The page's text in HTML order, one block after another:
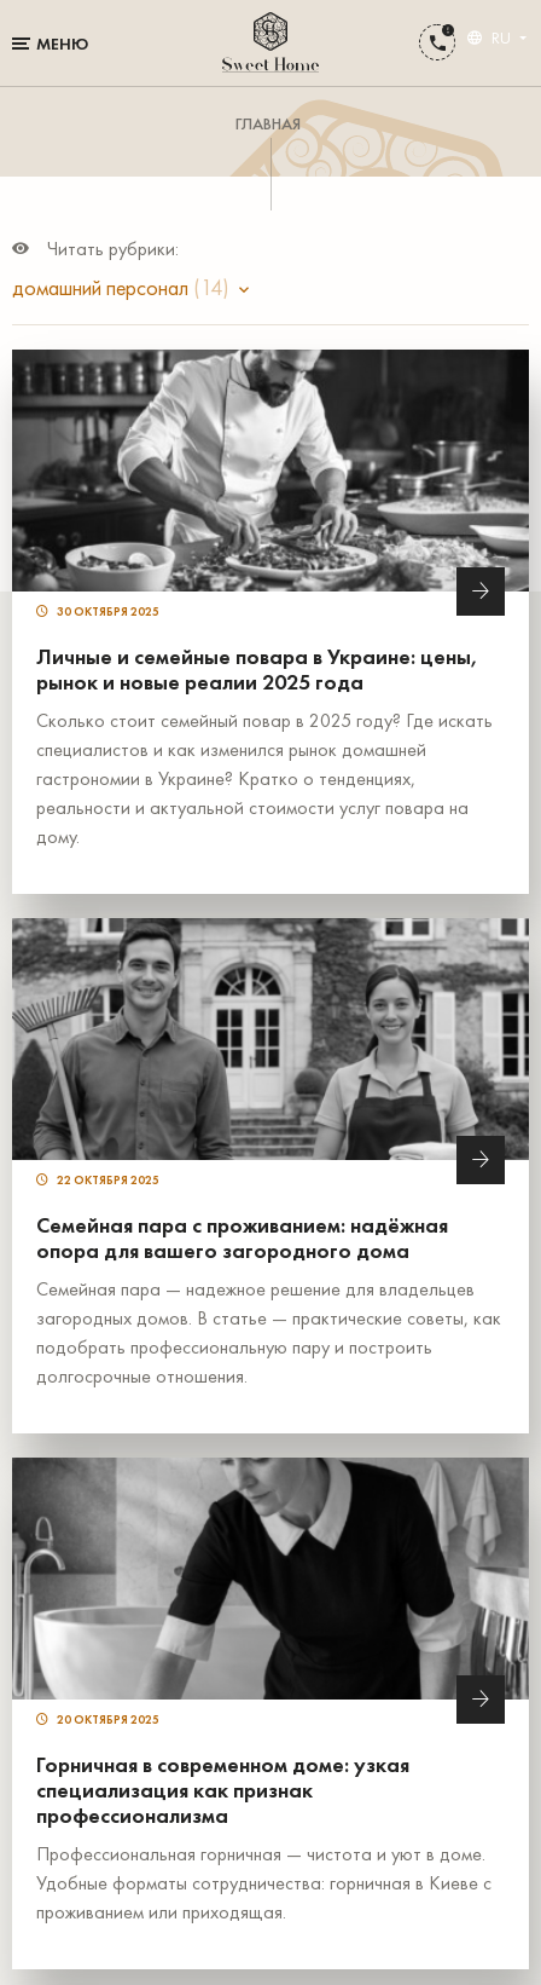
МЕНЮ RU
ГЛАВНАЯ
Читать рубрики:
домашний персонал (14)
30 ОКТЯБРЯ 2025
Личные и семейные повара в Украине: цены,
рынок и новые реалии 2025 года
Сколько стоит семейный повар в 2025 году? Где искать
специалистов и как изменился рынок домашней
гастрономии в Украине? Кратко о тенденциях,
реальности и актуальной стоимости услуг повара на
дому.
22 ОКТЯБРЯ 2025
Семейная пара с проживанием: надёжная
опора для вашего загородного дома
Семейная пара — надежное решение для владельцев
загородных домов. В статье — практические советы, как
подобрать профессиональную пару и построить
долгосрочные отношения.
20 ОКТЯБРЯ 2025
Горничная в современном доме: узкая
специализация как признак
профессионализма
Профессиональная горничная — чистота и уют в доме.
Удобные форматы сотрудничества: горничная в Киеве с
проживанием или приходящая.